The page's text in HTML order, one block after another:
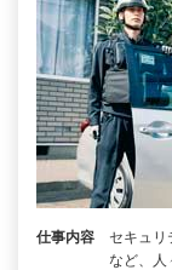
仕事内容
セキュリ
など、人